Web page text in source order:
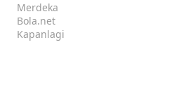
Merdeka
Bola.net
Kapanlagi